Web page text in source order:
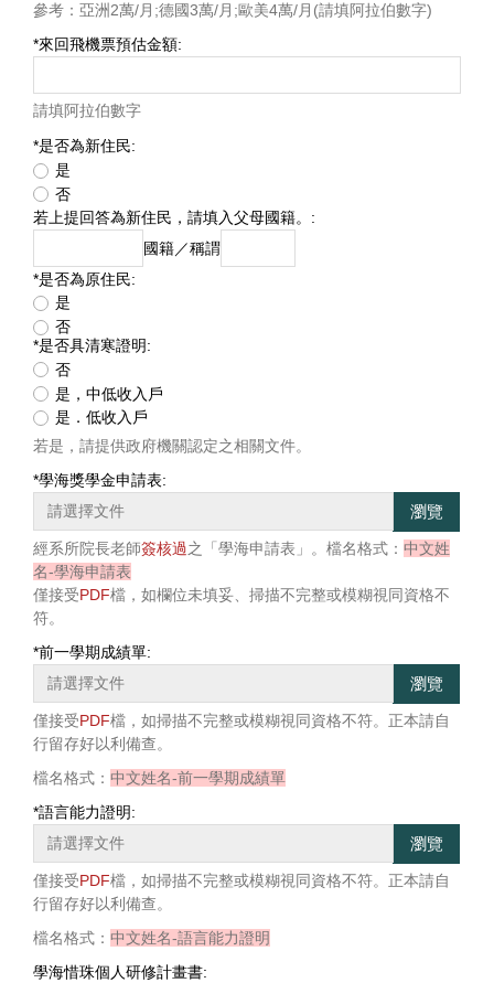
參考：亞洲2萬/月;德國3萬/月;歐美4萬/月(請填阿拉伯數字)
*來回飛機票預估金額:
請填阿拉伯數字
*是否為新住民:
是
否
若上提回答為新住民，請填入父母國籍。:
國籍／稱謂
*是否為原住民:
是
否
*是否具清寒證明:
否
是，中低收入戶
是．低收入戶
若是，請提供政府機關認定之相關文件。
*學海獎學金申請表:
瀏覽
經系所院長老師簽核過之「學海申請表」。檔名格式： 中文姓
名-學海申請表
僅接受PDF檔，如欄位未填妥、掃描不完整或模糊視同資格不
符。
*前一學期成績單:
瀏覽
僅接受PDF檔，如掃描不完整或模糊視同資格不符。正本請自
行留存好以利備查。
檔名格式： 中文姓名-前一學期成績單
*語言能力證明:
瀏覽
僅接受PDF檔，如掃描不完整或模糊視同資格不符。正本請自
行留存好以利備查。
檔名格式： 中文姓名-語言能力證明
學海惜珠個人研修計畫書: